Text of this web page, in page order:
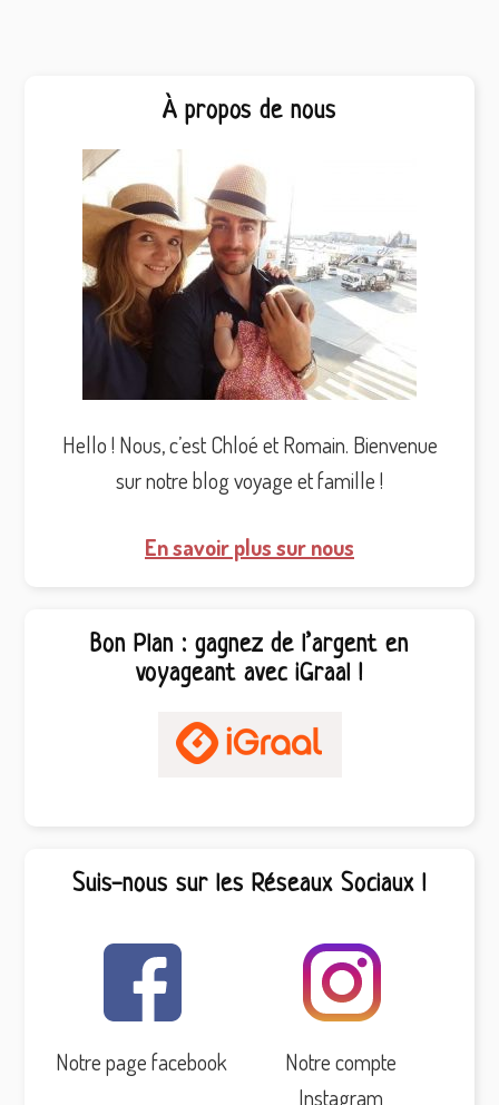
principale
À propos de nous
Hello ! Nous, c’est Chloé et Romain. Bienvenue
sur notre blog voyage et famille !
En savoir plus sur nous
Bon Plan : gagnez de l’argent en
voyageant avec iGraal !
Suis-nous sur les Réseaux Sociaux !
Notre page facebook
Notre compte
Instagram